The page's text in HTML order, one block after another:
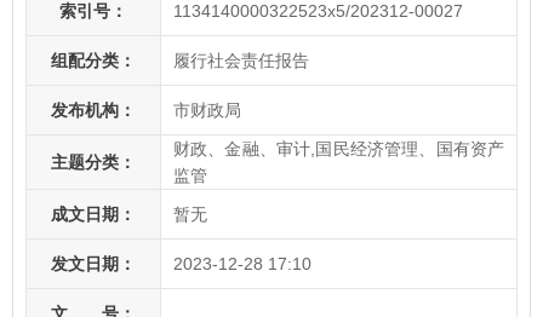
索引号： 1134140000322523x5/202312-00027
组配分类： 履行社会责任报告
发布机构： 市财政局
主题分类：
财政、金融、审计,国民经济管理、国有资产
监管
成文日期：
暂无
发文日期： 2023-12-28 17:10